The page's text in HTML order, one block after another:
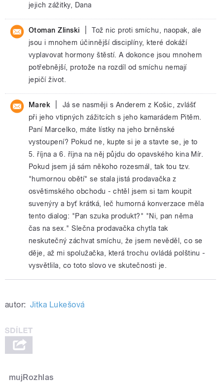
jejich zážitky, Dana
Otoman Zlinski
Tož nic proti smíchu, naopak, ale
jsou i mnohem účinnější disciplíny, které dokáží
vyplavovat hormony štěstí. A dokonce jsou mnohem
potřebnější, protože na rozdíl od smíchu nemají
jepičí život.
Marek
Já se nasměji s Anderem z Košic, zvlášť
při jeho vtipných zážitcích s jeho kamarádem Pitěm.
Paní Marcelko, máte lístky na jeho brněnské
vystoupení? Pokud ne, kupte si je a stavte se, je to
5. října a 6. října na něj půjdu do opavského kina Mír.
Pokud jsem já sám někoho rozesmál, tak tou tzv.
"humornou obětí" se stala jistá prodavačka z
osvětimského obchodu - chtěl jsem si tam koupit
suvenýry a byť krátká, leč humorná konverzace měla
tento dialog: "Pan szuka produkt?" "Ni, pan něma
čas na sex." Slečna prodavačka chytla tak
neskutečný záchvat smíchu, že jsem nevěděl, co se
děje, až mi spolužačka, která trochu ovládá polštinu -
vysvětlila, co toto slovo ve skutečnosti je.
autor: Jitka Lukešová
mujRozhlas